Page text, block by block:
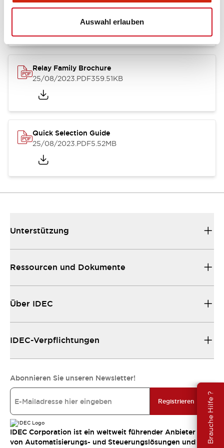
Auswahl erlauben
Brauche Hilfe ?
RJ Series Slim Power Relays (PC Board Terminal)
Relay Family Brochure
25/08/2023.PDF359.51KB
Quick Selection Guide
25/08/2023.PDF5.52MB
Unterstützung
Ressourcen und Dokumente
Über IDEC
IDEC-Verpflichtungen
Abonnieren Sie unseren Newsletter!
Registrieren
IDEC Corporation ist ein weltweit führender Anbieter
von Automatisierungs- und Steuerungslösungen und